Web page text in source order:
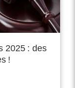
2025 : des
!